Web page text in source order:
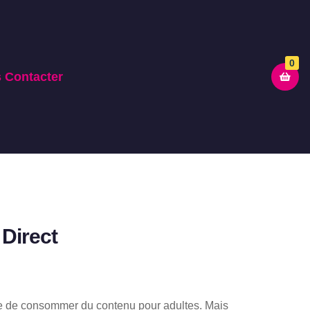
Contacter
0
consommer du contenu pour adultes. Mais